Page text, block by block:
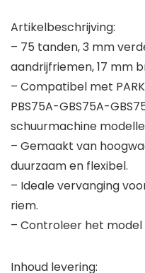
tandriem
compatibel
met
Bosch
PBS75A-
GBS75A-
GBS75AE
SILVERCREST…
aantal
Artikelbeschrijving:
– 75 tanden, 3 mm
aandrijfriemen, 17 mm
– Compatibel met
PBS75A-GBS75A-
schuurmachine
– Gemaakt van
duurzaam en flexibel.
– Ideale vervanging
riem.
– Controleer het
Inhoud levering: